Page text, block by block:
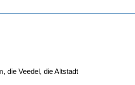
die Veedel, die Altstadt